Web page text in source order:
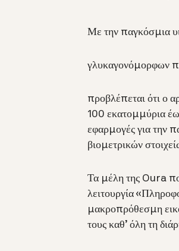
Με την παγκόσμια
γλυκαγονόμορφων
προβλέπεται ότι ο
100 εκατομμύρια
εφαρμογές για την
βιομετρικών
Τα μέλη της Oura
λειτουργία
μακροπρόθεσμη
τους καθ’ όλη τη